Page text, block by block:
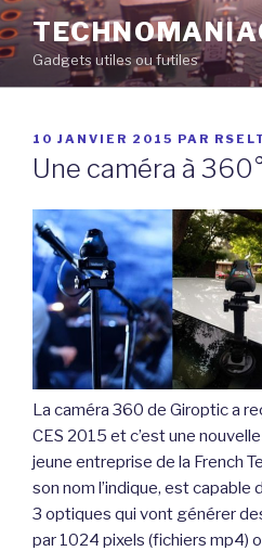
Aller
au
contenu
principal
Gadgets utiles ou futiles
PUBLIÉ
LE
10 JANVIER 2015 PAR
Une caméra à
La caméra 360 de Giroptic a
CES 2015 et c’est une
jeune entreprise de la French
son nom l’indique, est capable
3 optiques qui vont générer
par 1024 pixels (fichiers mp4)